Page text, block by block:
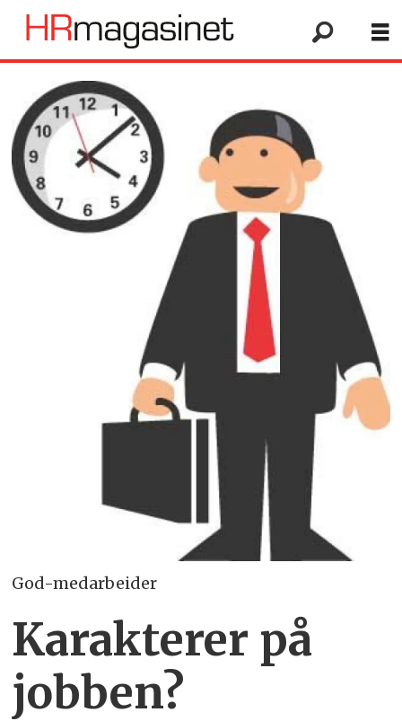
God-medarbeider
Karakterer på
jobben?